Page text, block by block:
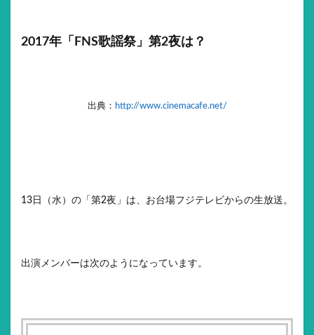
2017年「FNS歌謡祭」第2夜は？
出典： http://www.cinemacafe.net/
13日（水）の「第2夜」は、お台場フジテレビからの生放送。
出演メンバーは次のようになっています。